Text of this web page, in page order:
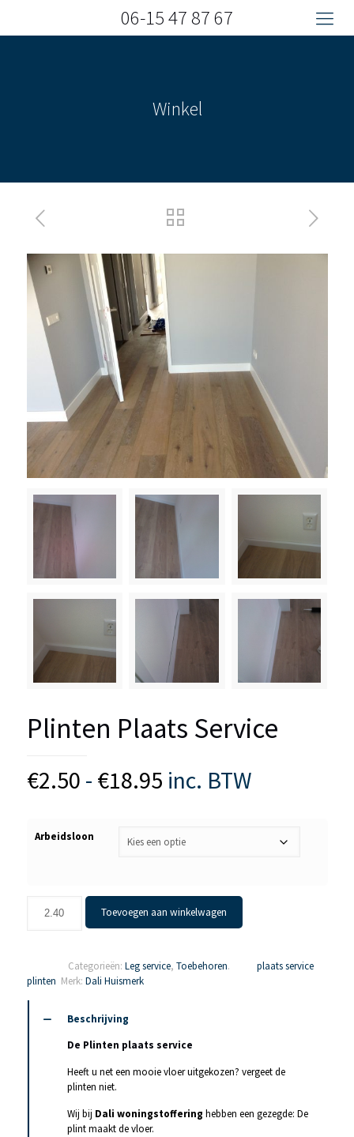
06-15 47 87 67
Winkel
Plinten Plaats Service
€2.50 - €18.95Prijsklasse:
€18.95
inc. BTW
Arbeidsloon
Plaats
Toevoegen aan winkelwagen
Categorieën: Leg service, Toebehoren. plaats service,
plinten Merk: Dali Huismerk
Beschrijving
De Plinten plaats service
Heeft u net een mooie vloer uitgekozen? vergeet de
plinten niet.
Wij bij Dali woningstoffering hebben een gezegde: De
plint maakt de vloer.